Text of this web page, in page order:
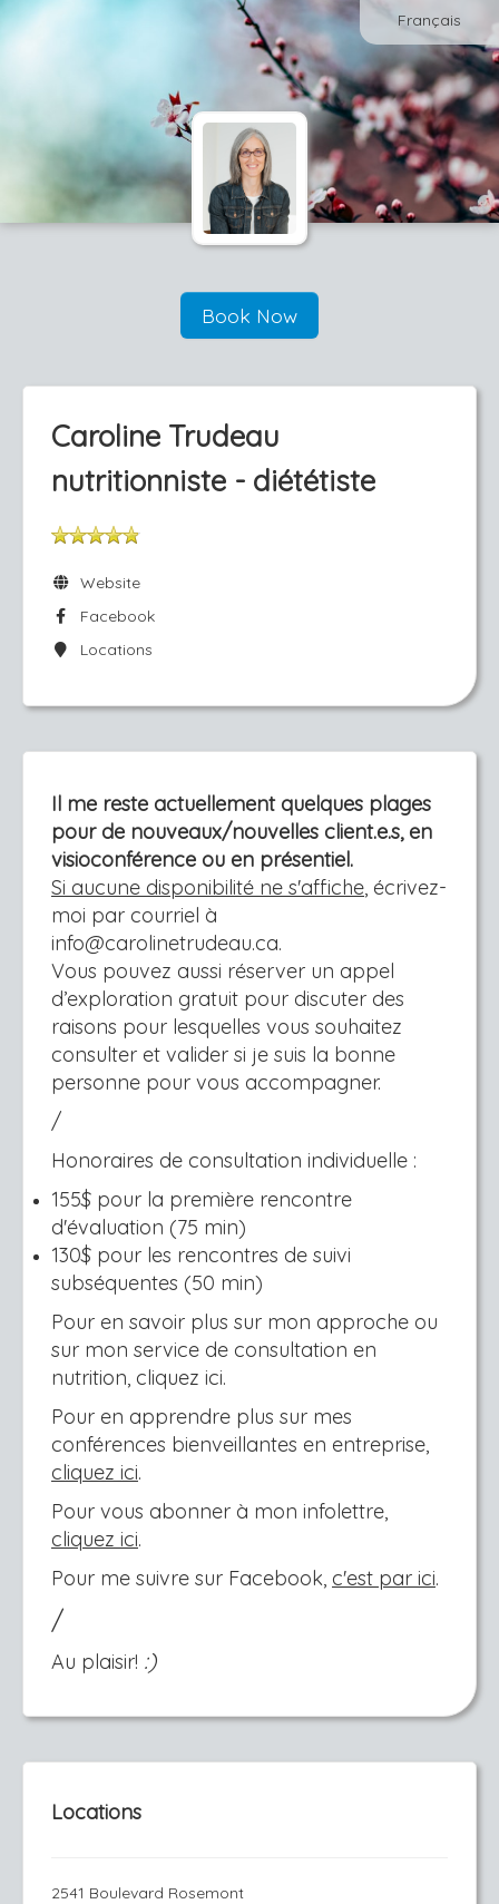
Français
Book Now
Caroline Trudeau
nutritionniste - diététiste
Website
Facebook
Locations
Il me reste actuellement quelques plages
pour de nouveaux/nouvelles client.e.s, en
visioconférence ou en présentiel.
Si aucune disponibilité ne s'affiche, écrivez-
moi par courriel à
info@carolinetrudeau.ca.
Vous pouvez aussi réserver un appel
d’exploration gratuit pour discuter des
raisons pour lesquelles vous souhaitez
consulter et valider si je suis la bonne
personne pour vous accompagner.
/
Honoraires de consultation individuelle :
155$ pour la première rencontre
d'évaluation (75 min)
130$ pour les rencontres de suivi
subséquentes (50 min)
Pour en savoir plus sur mon approche ou
sur mon service de consultation en
nutrition, cliquez ici.
Pour en apprendre plus sur mes
conférences bienveillantes en entreprise,
cliquez ici.
Pour vous abonner à mon infolettre,
cliquez ici.
Pour me suivre sur Facebook, c'est par ici.
/
Au plaisir! :)
Locations
2541 Boulevard Rosemont